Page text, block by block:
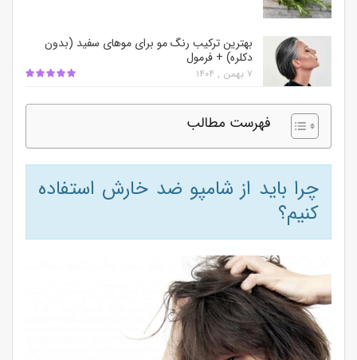
بهترین ترکیب رنگ مو برای موهای سفید (بدون
دکلره) + فرمول
۷ بهمن , ۱۴۰۴
فهرست مطالب
چرا باید از شامپو ضد خارش استفاده
کنیم؟